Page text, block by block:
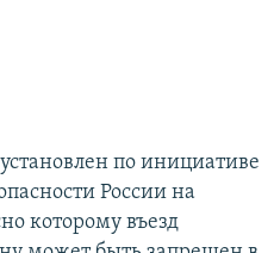
по инициативе
России на
которому въезд